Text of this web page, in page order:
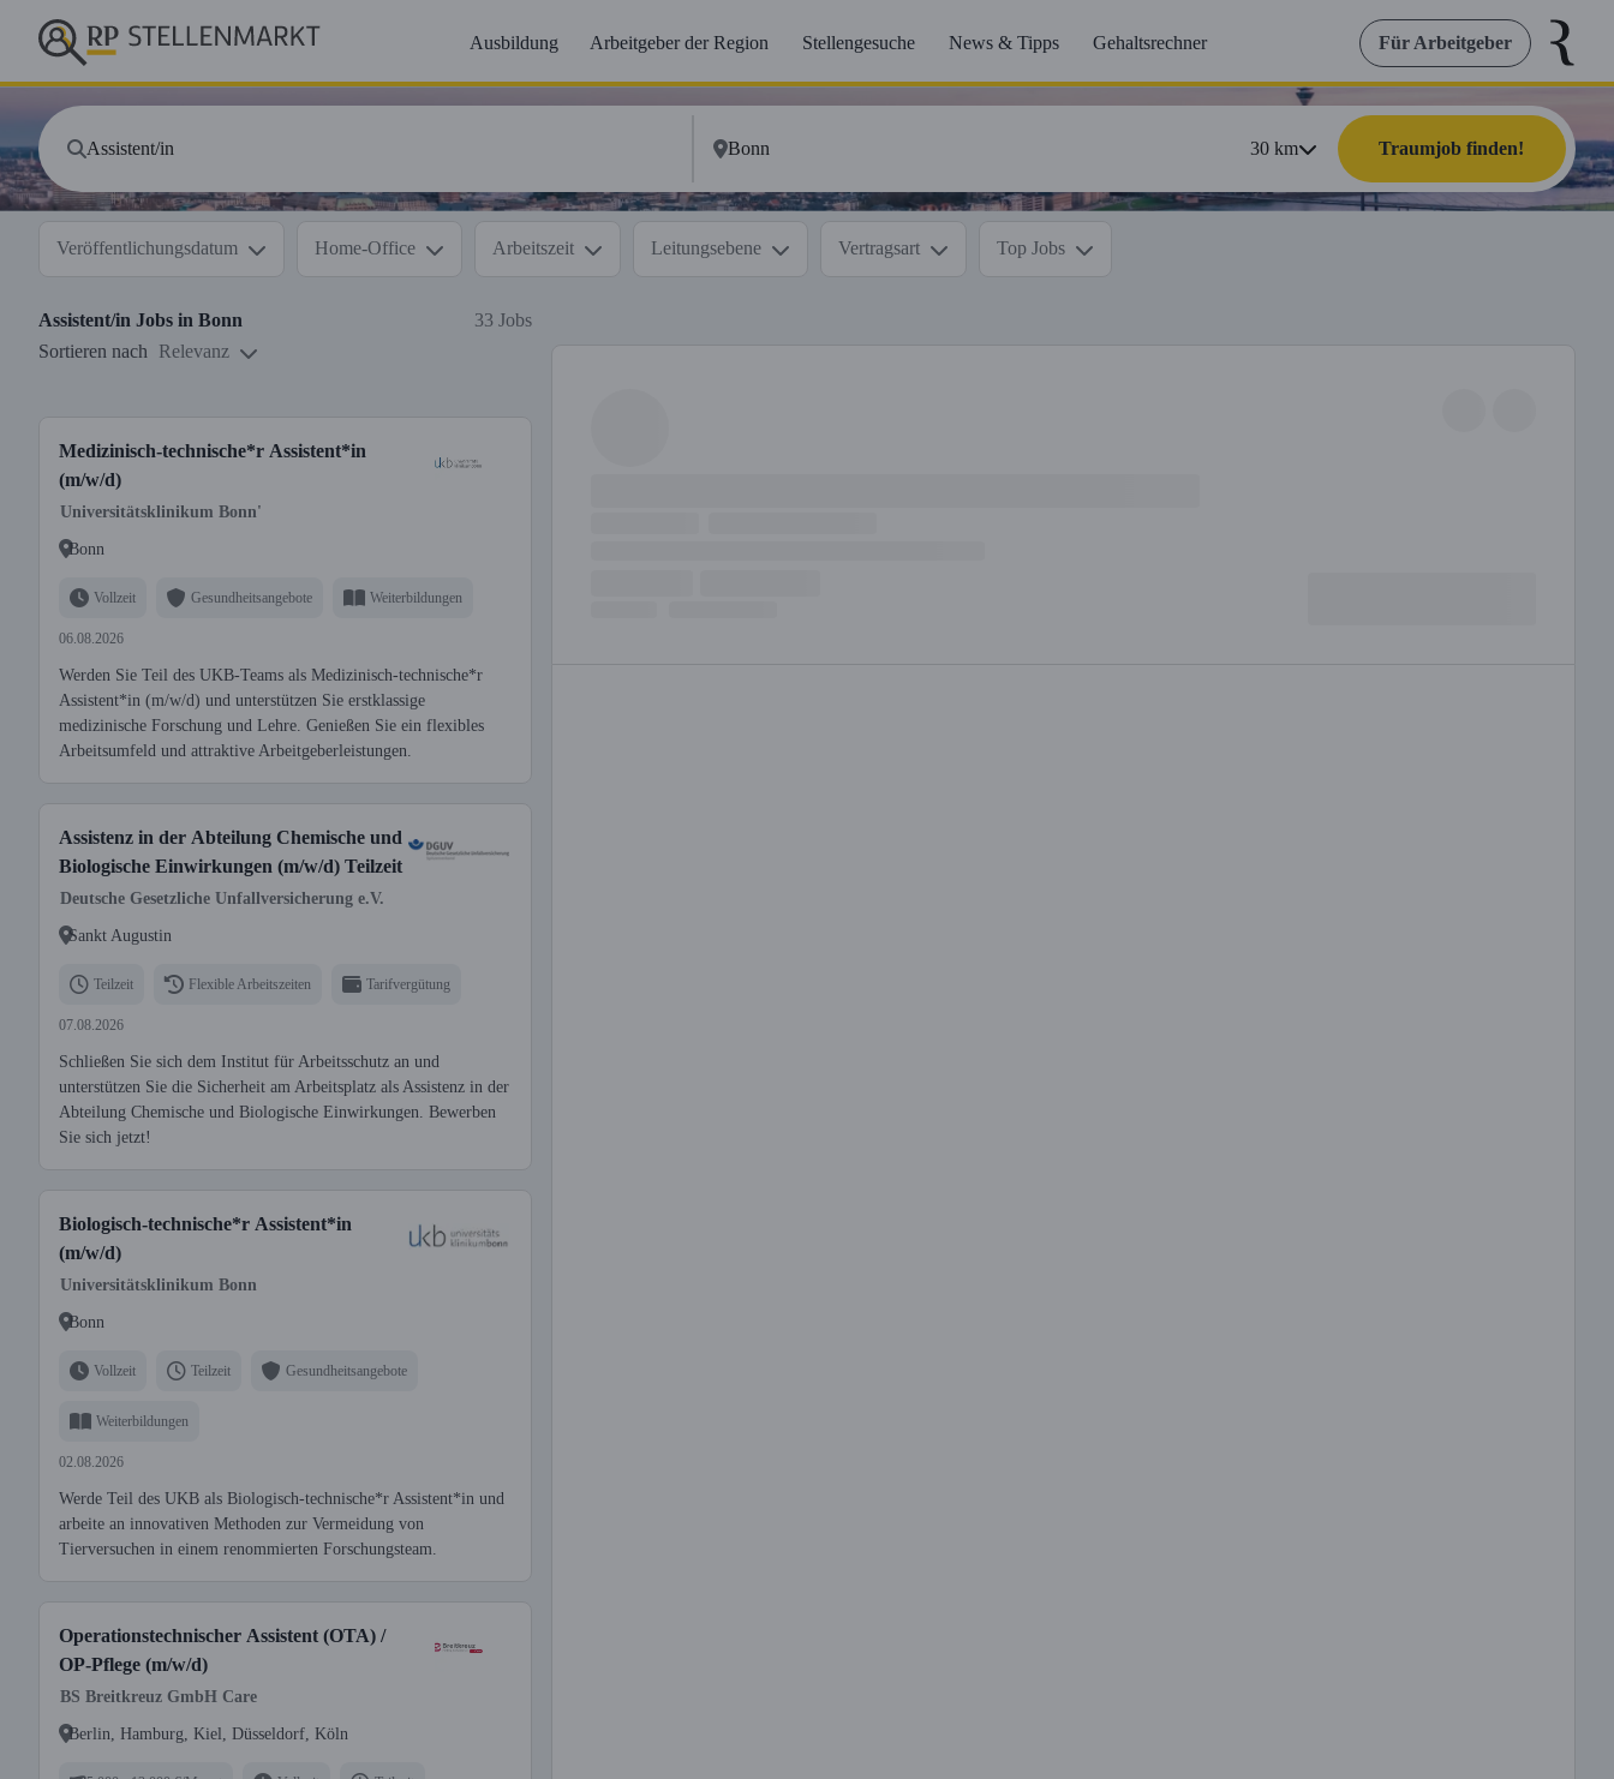
Ausbildung Arbeitgeber der Region Stellengesuche News & Tipps Gehaltsrechner Für Arbeitgeber
30km Traumjob finden!
Veröffentlichungsdatum Home-Office Arbeitszeit Leitungsebene Vertragsart Top Jobs
Assistent/in Jobs in Bonn
33 Jobs
Sortieren nach
Relevanz
Medizinisch-technische*r Assistent*in
(m/w/d)
Universitätsklinikum Bonn'
Bonn
Vollzeit Gesundheitsangebote Weiterbildungen
06.08.2026
Werden Sie Teil des UKB-Teams als Medizinisch-technische*r
Assistent*in (m/w/d) und unterstützen Sie erstklassige
medizinische Forschung und Lehre. Genießen Sie ein flexibles
Arbeitsumfeld und attraktive Arbeitgeberleistungen.
Assistenz in der Abteilung Chemische und
Biologische Einwirkungen (m/w/d) Teilzeit
Deutsche Gesetzliche Unfallversicherung e.V.
Sankt Augustin
Teilzeit Flexible Arbeitszeiten Tarifvergütung
07.08.2026
Schließen Sie sich dem Institut für Arbeitsschutz an und
unterstützen Sie die Sicherheit am Arbeitsplatz als Assistenz in der
Abteilung Chemische und Biologische Einwirkungen. Bewerben
Sie sich jetzt!
Biologisch-technische*r Assistent*in
(m/w/d)
Universitätsklinikum Bonn
Bonn
Vollzeit Teilzeit Gesundheitsangebote
Weiterbildungen
02.08.2026
Werde Teil des UKB als Biologisch-technische*r Assistent*in und
arbeite an innovativen Methoden zur Vermeidung von
Tierversuchen in einem renommierten Forschungsteam.
Operationstechnischer Assistent (OTA) /
OP-Pflege (m/w/d)
BS Breitkreuz GmbH Care
Berlin, Hamburg, Kiel, Düsseldorf, Köln